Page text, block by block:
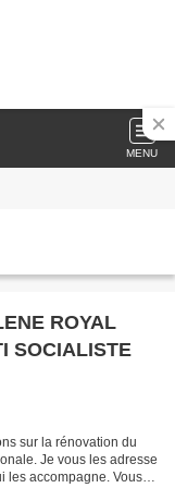
MENU
ROYAL
SOCIALISTE
sur la rénovation du
Je vous les adresse
les accompagne. Vous